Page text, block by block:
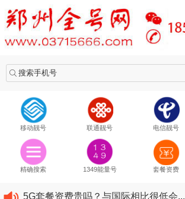
搜索手机号
移动靓号 联通靓号 电信靓号
精确搜索 1349能量号 套餐资费
2020​移动最新套餐资费...
2020​联通最新套餐资费...
5G套餐资费贵吗？与国际相比很低会...